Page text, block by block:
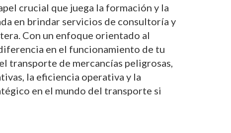
crucial que juega la formación y la
en brindar servicios de consultoría y
Con un enfoque orientado al
en el funcionamiento de tu
transporte de mercancías peligrosas,
la eficiencia operativa y la
en el mundo del transporte si